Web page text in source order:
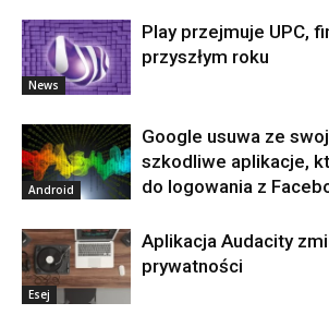
News
Play przejmuje UPC,
przyszłym roku
Android
Google usuwa ze
szkodliwe aplikacje,
do logowania z
Esej
Aplikacja Audacity
prywatności